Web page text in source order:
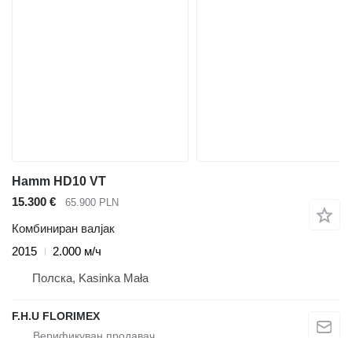
Hamm HD10 VT
15.300 €
65.900 PLN
Комбиниран валјак
2015
2.000 м/ч
Полска, Kasinka Mała
F.H.U FLORIMEX